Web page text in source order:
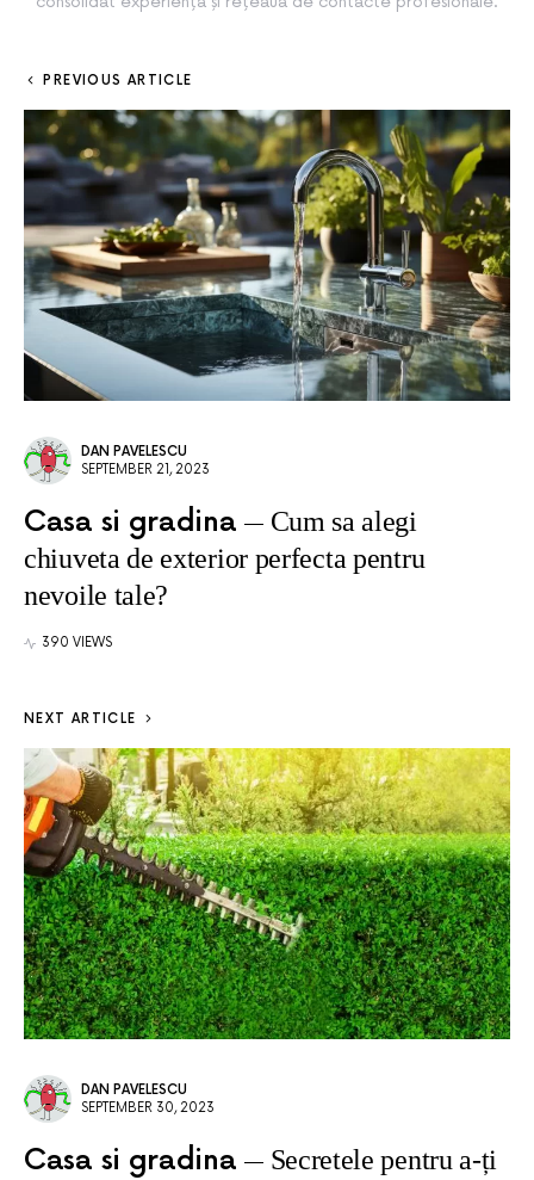
PREVIOUS ARTICLE
DAN PAVELESCU
SEPTEMBER 21, 2023
Casa si gradina
Cum sa alegi
chiuveta de exterior perfecta pentru
nevoile tale?
390 VIEWS
NEXT ARTICLE
DAN PAVELESCU
SEPTEMBER 30, 2023
Casa si gradina
Secretele pentru a-ți